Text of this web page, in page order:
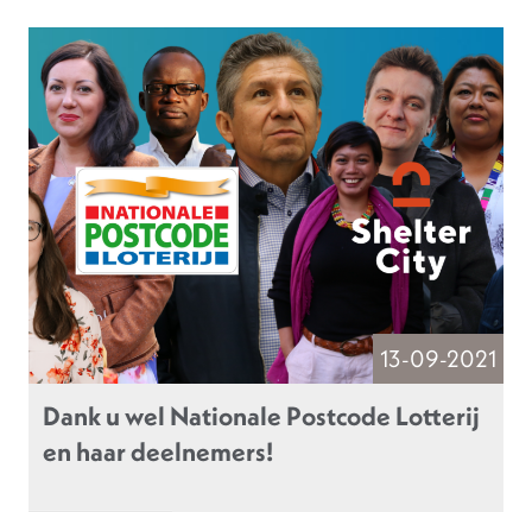
13-09-2021
Dank u wel Nationale Postcode Lotterij
en haar deelnemers!